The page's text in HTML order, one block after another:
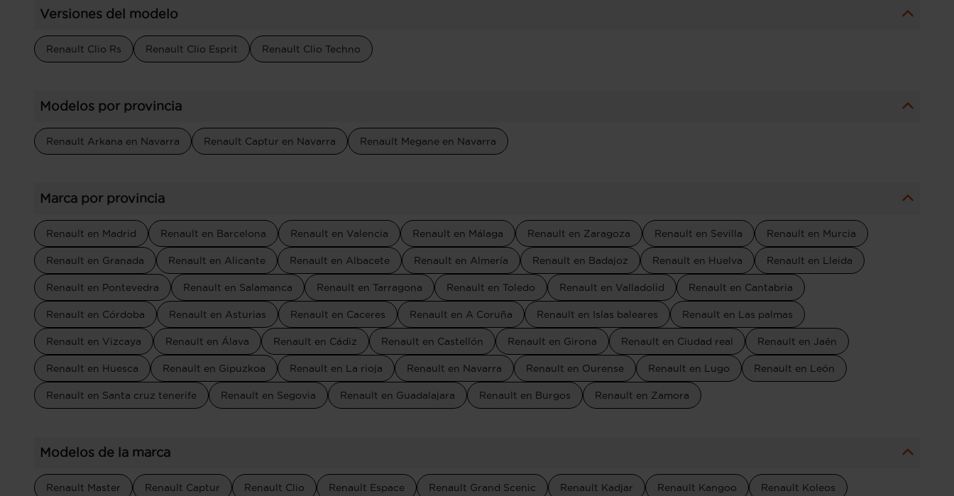
Versiones del modelo
Renault Clio Rs Renault Clio Esprit Renault Clio Techno
Modelos por provincia
Renault Arkana en Navarra Renault Captur en Navarra Renault Megane en Navarra
Marca por provincia
Renault en Madrid Renault en Barcelona Renault en Valencia Renault en Málaga Renault en Zaragoza Renault en Sevilla Renault en Murcia
Renault en Granada Renault en Alicante Renault en Albacete Renault en Almería Renault en Badajoz Renault en Huelva Renault en Lleida
Renault en Pontevedra Renault en Salamanca Renault en Tarragona Renault en Toledo Renault en Valladolid Renault en Cantabria
Renault en Córdoba Renault en Asturias Renault en Caceres Renault en A Coruña Renault en Islas baleares Renault en Las palmas
Renault en Vizcaya Renault en Álava Renault en Cádiz Renault en Castellón Renault en Girona Renault en Ciudad real Renault en Jaén
Renault en Huesca Renault en Gipuzkoa Renault en La rioja Renault en Navarra Renault en Ourense Renault en Lugo Renault en León
Renault en Santa cruz tenerife Renault en Segovia Renault en Guadalajara Renault en Burgos Renault en Zamora
Modelos de la marca
Renault Master Renault Captur Renault Clio Renault Espace Renault Grand Scenic Renault Kadjar Renault Kangoo Renault Koleos